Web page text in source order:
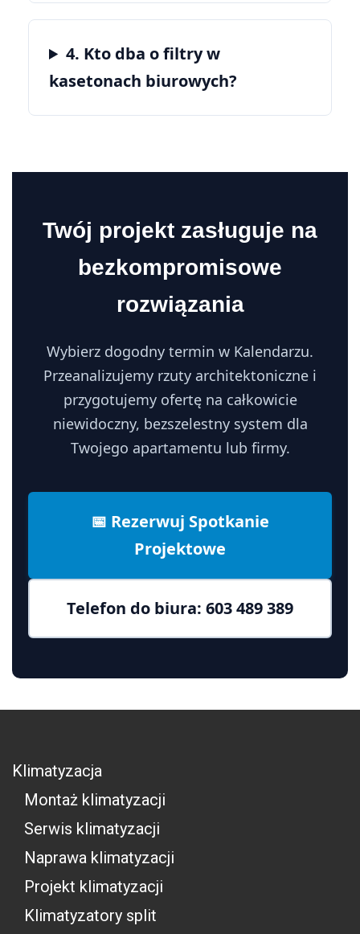
4. Kto dba o filtry w
kasetonach biurowych?
Twój projekt zasługuje na
bezkompromisowe
rozwiązania
Wybierz dogodny termin w Kalendarzu.
Przeanalizujemy rzuty architektoniczne i
przygotujemy ofertę na całkowicie
niewidoczny, bezszelestny system dla
Twojego apartamentu lub firmy.
📅 Rezerwuj Spotkanie
Projektowe
Telefon do biura: 603 489 389
Klimatyzacja
Montaż klimatyzacji
Serwis klimatyzacji
Naprawa klimatyzacji
Projekt klimatyzacji
Klimatyzatory split